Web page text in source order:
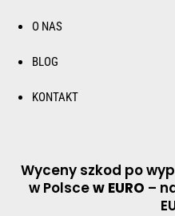
O NAS
BLOG
KONTAKT
Wyceny szkod po
w Polscew EURO –